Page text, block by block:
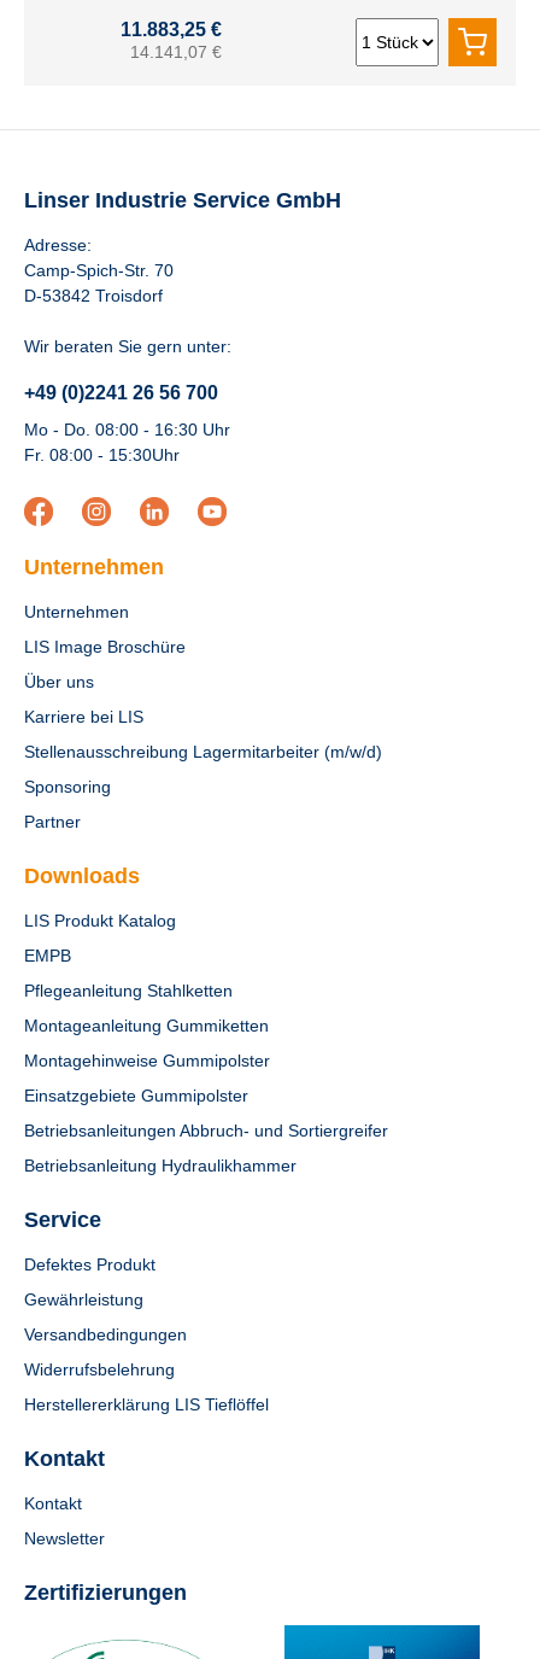
11.883,25 €
14.141,07 €
Linser Industrie Service GmbH
Adresse:
Camp-Spich-Str. 70
D-53842 Troisdorf
Wir beraten Sie gern unter:
+49 (0)2241 26 56 700
Mo - Do. 08:00 - 16:30 Uhr
Fr. 08:00 - 15:30Uhr
Unternehmen
Unternehmen
LIS Image Broschüre
Über uns
Karriere bei LIS
Stellenausschreibung Lagermitarbeiter (m/w/d)
Sponsoring
Partner
Downloads
LIS Produkt Katalog
EMPB
Pflegeanleitung Stahlketten
Montageanleitung Gummiketten
Montagehinweise Gummipolster
Einsatzgebiete Gummipolster
Betriebsanleitungen Abbruch- und Sortiergreifer
Betriebsanleitung Hydraulikhammer
Service
Defektes Produkt
Gewährleistung
Versandbedingungen
Widerrufsbelehrung
Herstellererklärung LIS Tieflöffel
Kontakt
Kontakt
Newsletter
Zertifizierungen